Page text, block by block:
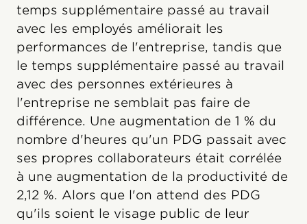
temps supplémentaire passé au travail
avec les employés améliorait les
performances de l'entreprise, tandis que
le temps supplémentaire passé au travail
avec des personnes extérieures à
l'entreprise ne semblait pas faire de
différence. Une augmentation de 1 % du
nombre d'heures qu'un PDG passait avec
ses propres collaborateurs était corrélée
à une augmentation de la productivité de
2,12 %. Alors que l'on attend des PDG
qu'ils soient le visage public de leur